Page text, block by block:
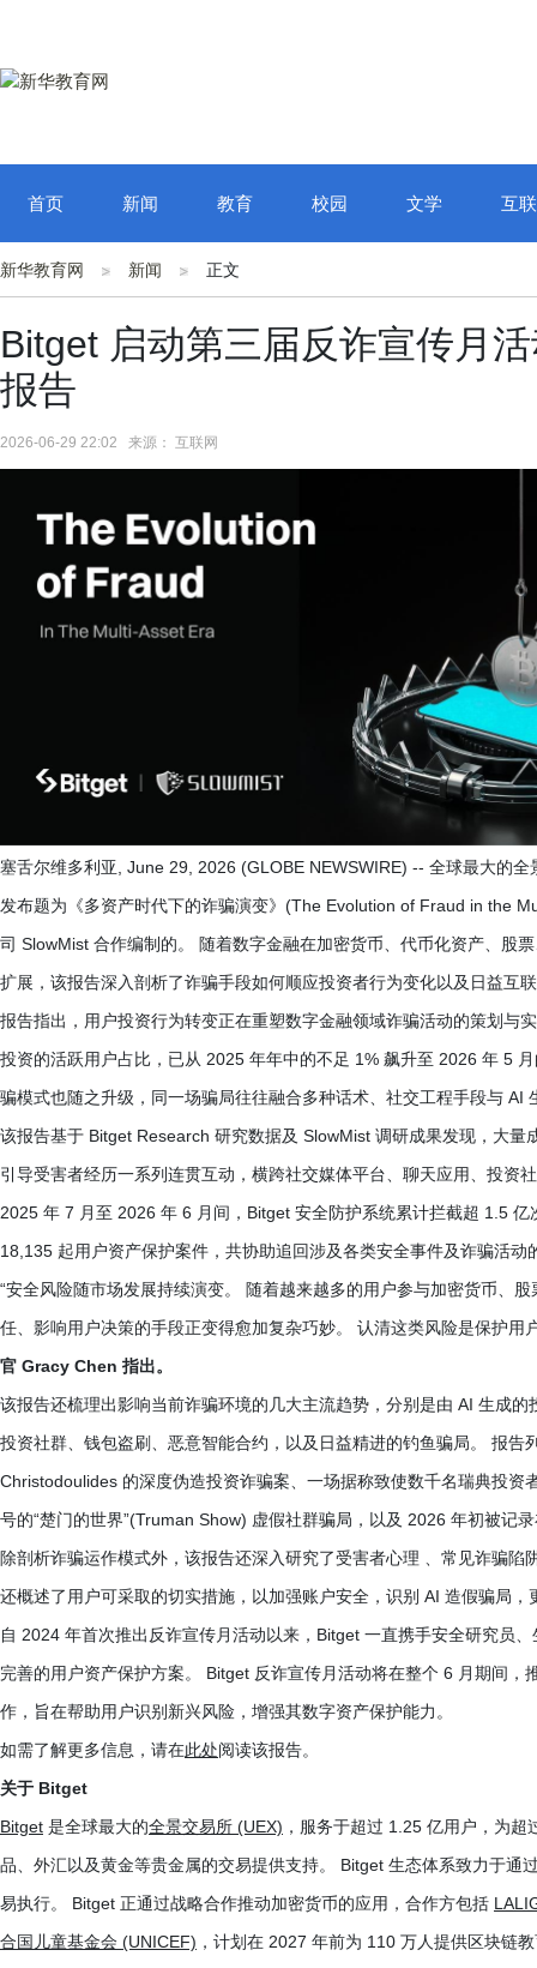
首页 新闻 教育 校园 文学 互
新华教育网 新闻 正文
Bitget 启动第三届反诈宣传月
报告
2026-06-29 22:02 来源： 互联网
塞舌尔维多利亚, June 29, 2026 (GLOBE NEWSWIRE) -- 全球最大的
发布题为《多资产时代下的诈骗演变》(The Evolution of Fraud in the
司 SlowMist 合作编制的。 随着数字金融在加密货币、代币化资产、股
扩展，该报告深入剖析了诈骗手段如何顺应投资者行为变化以及日益互
报告指出，用户投资行为转变正在重塑数字金融领域诈骗活动的策划与
投资的活跃用户占比，已从 2025 年年中的不足 1% 飙升至 2026 年 5
骗模式也随之升级，同一场骗局往往融合多种话术、社交工程手段与 AI
该报告基于 Bitget Research 研究数据及 SlowMist 调研成果发现，大
引导受害者经历一系列连贯互动，横跨社交媒体平台、聊天应用、投资
2025 年 7 月至 2026 年 6 月间，Bitget 安全防护系统累计拦截超 1.5
18,135 起用户资产保护案件，共协助追回涉及各类安全事件及诈骗活动
“安全风险随市场发展持续演变。 随着越来越多的用户参与加密货币、
任、影响用户决策的手段正变得愈加复杂巧妙。 认清这类风险是保护用
官 Gracy Chen 指出。
该报告还梳理出影响当前诈骗环境的几大主流趋势，分别是由 AI 生成
投资社群、钱包盗刷、恶意智能合约，以及日益精进的钓鱼骗局。 报
Christodoulides 的深度伪造投资诈骗案、一场据称致使数千名瑞典投
号的“楚门的世界”(Truman Show) 虚假社群骗局，以及 2026 年初被记
除剖析诈骗运作模式外，该报告还深入研究了受害者心理 、常见诈骗
还概述了用户可采取的切实措施，以加强账户安全，识别 AI 造假骗局
自 2024 年首次推出反诈宣传月活动以来，Bitget 一直携手安全研究员
完善的用户资产保护方案。 Bitget 反诈宣传月活动将在整个 6 月期间
作，旨在帮助用户识别新兴风险，增强其数字资产保护能力。
如需了解更多信息，请在此处阅读该报告。
关于 Bitget
Bitget 是全球最大的全景交易所 (UEX) ，服务于超过 1.25 亿用户，为
品、外汇以及黄金等贵金属的交易提供支持。 Bitget 生态体系致力于通
易执行。 Bitget 正通过战略合作推动加密货币的应用，合作方包括
合国儿童基金会 (UNICEF) ，计划在 2027 年前为 110 万人提供区块链